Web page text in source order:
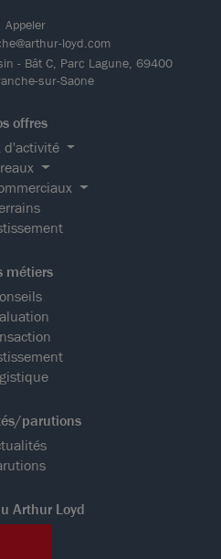
Appeler
loyd.com
- Bât C, Parc Lagune, 69400
sur-Saone
offres
d'activité
métiers
parutions
Arthur Loyd